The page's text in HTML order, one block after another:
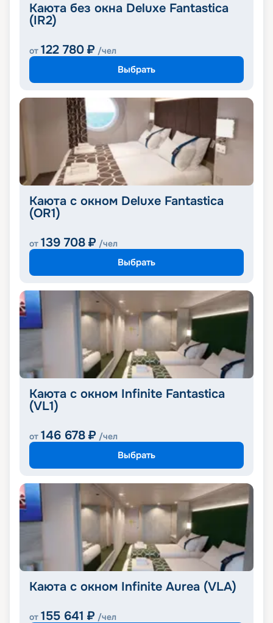
Каюта без окна Deluxe Fantastica
(IR2)
от 122 780 ₽ /чел
Выбрать
Каюта с окном Deluxe Fantastica
(OR1)
от 139 708 ₽ /чел
Выбрать
Каюта с окном Infinite Fantastica
(VL1)
от 146 678 ₽ /чел
Выбрать
Каюта с окном Infinite Aurea (VLA)
от 155 641 ₽ /чел